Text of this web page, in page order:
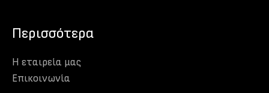
Περισσότερα
Η εταιρεία μας
Eπικοινωνία